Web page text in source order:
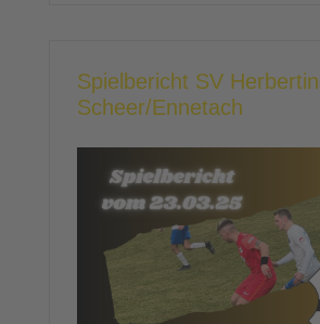
Spielbericht SV
Scheer/Ennetach